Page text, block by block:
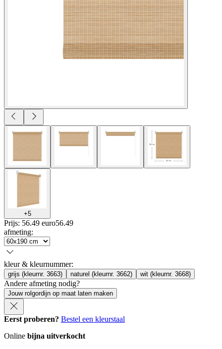
+5
Prijs: 56.49 euro56.49
afmeting:
kleur & kleurnummer:
grijs (kleurnr. 3663) naturel (kleurnr. 3662) wit (kleurnr. 3668)
Andere afmeting nodig?
Jouw rolgordijn op maat laten maken
Eerst proberen? Bestel een kleurstaal
Online bijna uitverkocht